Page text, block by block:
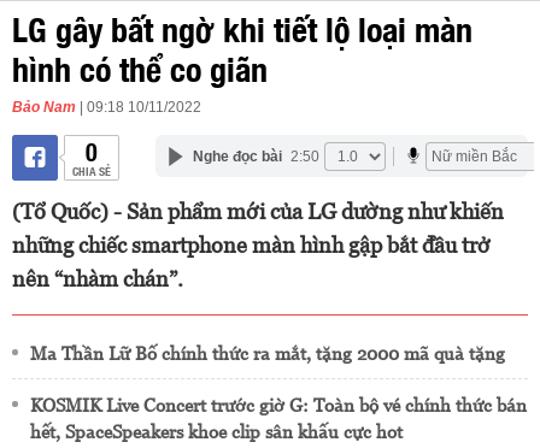
LG gây bất ngờ khi tiết lộ loại màn
hình có thể co giãn
Bảo Nam | 09:18 10/11/2022
0
CHIA SẺ
Nghe đọc bài 2:50
(Tổ Quốc) - Sản phẩm mới của LG dường như khiến
những chiếc smartphone màn hình gập bắt đầu trở
nên “nhàm chán”.
Ma Thần Lữ Bố chính thức ra mắt, tặng 2000 mã quà tặng
KOSMIK Live Concert trước giờ G: Toàn bộ vé chính thức bán
hết, SpaceSpeakers khoe clip sân khấu cực hot